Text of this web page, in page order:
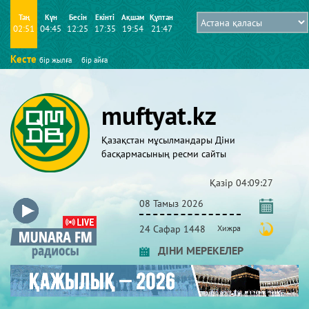
Таң
02:51
Күн
04:45
Бесін
12:25
Екінті
17:35
Ақшам
19:54
Құптан
21:47
Кесте бір жылға бір айға
muftyat.kz
Қазақстан мұсылмандары Діни
басқармасының ресми сайты
Қазір 04:09:27
08 Тамыз 2026
24 Сафар 1448 Хижра
ДІНИ МЕРЕКЕЛЕР